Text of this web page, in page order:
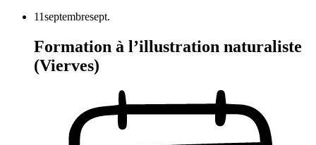
11septembresept.
Formation à l’illustration naturaliste
(Vierves)